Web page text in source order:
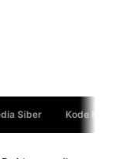
Siber Kode Etik